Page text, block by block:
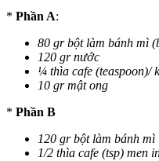
* Phần A:
80 gr bột làm bánh mì
120 gr nước
¼ thìa cafe (teaspoon)/
10 gr mật ong
* Phần B
120 gr bột làm bánh mì
1/2 thìa cafe (tsp) men